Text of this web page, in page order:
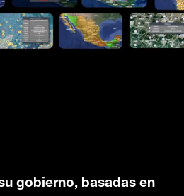
gobierno, basadas en